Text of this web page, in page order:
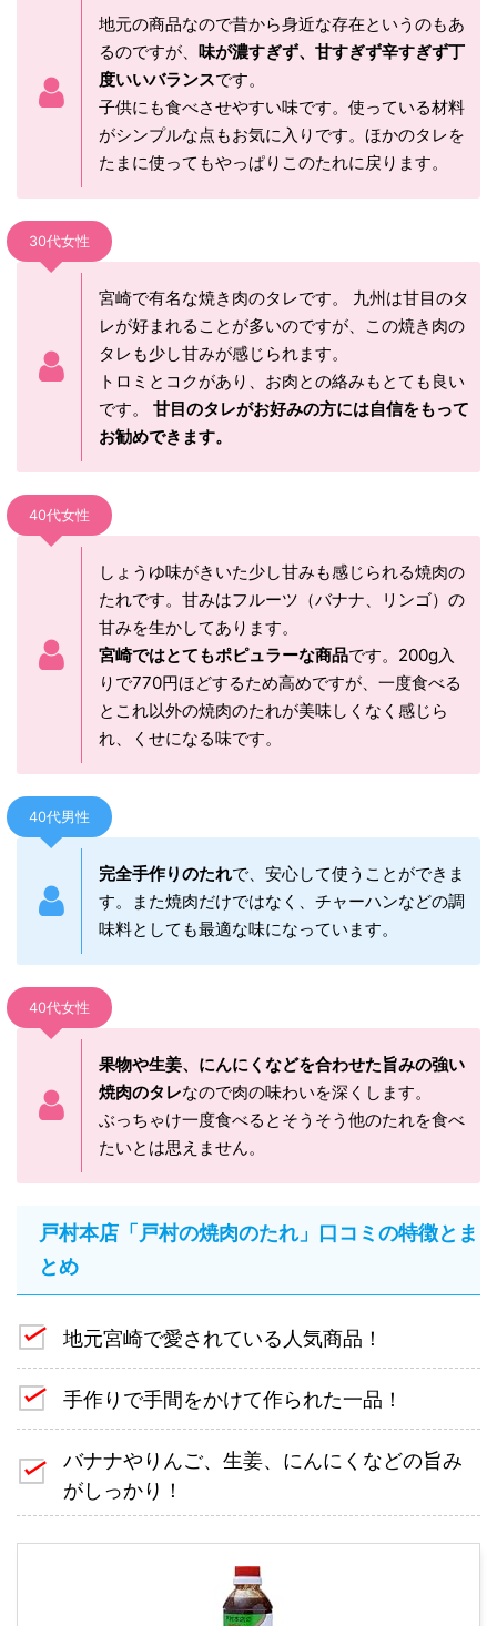
地元の商品なので昔から身近な存在というのもあ
るのですが、 味が濃すぎず、甘すぎず辛すぎず丁
度いいバランスです。
子供にも食べさせやすい味です。使っている材料
がシンプルな点もお気に入りです。ほかのタレを
たまに使ってもやっぱりこのたれに戻ります。
30代女性
宮崎で有名な焼き肉のタレです。 九州は甘目のタ
レが好まれることが多いのですが、この焼き肉の
タレも少し甘みが感じられます。
トロミとコクがあり、お肉との絡みもとても良い
です。 甘目のタレがお好みの方には自信をもって
お勧めできます。
40代女性
しょうゆ味がきいた少し甘みも感じられる焼肉の
たれです。甘みはフルーツ（バナナ、リンゴ）の
甘みを生かしてあります。
宮崎ではとてもポピュラーな商品です。200g入
りで770円ほどするため高めですが、一度食べる
とこれ以外の焼肉のたれが美味しくなく感じら
れ、くせになる味です。
40代男性
完全手作りのたれで、安心して使うことができま
す。また焼肉だけではなく、チャーハンなどの調
味料としても最適な味になっています。
40代女性
果物や生姜、にんにくなどを合わせた旨みの強い
焼肉のタレなので肉の味わいを深くします。
ぶっちゃけ一度食べるとそうそう他のたれを食べ
たいとは思えません。
戸村本店「戸村の焼肉のたれ」口コミの特徴とま
とめ
地元宮崎で愛されている人気商品！
手作りで手間をかけて作られた一品！
バナナやりんご、生姜、にんにくなどの旨み
がしっかり！